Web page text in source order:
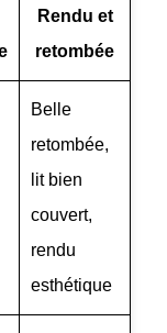
Rendu et
retombée
Belle
retombée,
lit bien
couvert,
rendu
esthétique